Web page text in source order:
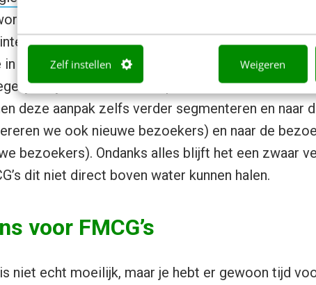
Zelf instellen Weigeren
Persoonlijk vind ik de piek in
omdat het betekent dat de
in de chaos schept en belangstelling creëert voor
veroveren we op deze manier
deze aanpak zelfs verder segmenteren en naar
we ook nieuwe bezoekers) en naar de
bezoekers). Ondanks alles blijft het een zwaar
dit niet direct boven water kunnen halen.
voor FMCG’s
niet echt moeilijk, maar je hebt er gewoon tijd